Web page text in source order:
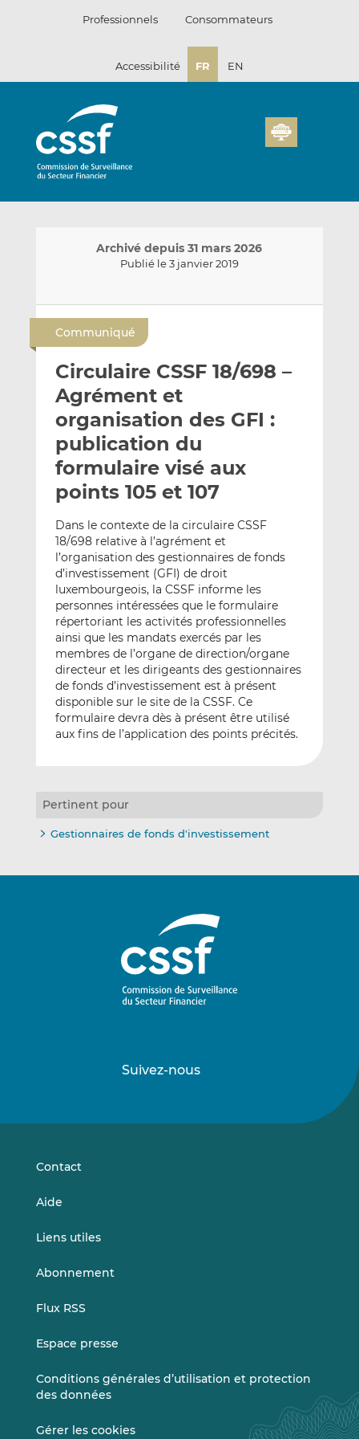
Professionnels Consommateurs
Accessibilité FR EN
Archivé depuis 31 mars 2026
Publié le 3 janvier 2019
y
e
p
a
r
m
i
l
a
g
e
r
s
u
L
n
k
e
d
I
n
a
g
e
r
s
u
F
c
e
b
o
o
k
Communiqué
Circulaire CSSF 18/698 –
Agrément et
organisation des GFI :
publication du
formulaire visé aux
points 105 et 107
Dans le contexte de la circulaire CSSF
18/698 relative à l’agrément et
l’organisation des gestionnaires de fonds
d’investissement (GFI) de droit
luxembourgeois, la CSSF informe les
personnes intéressées que le formulaire
répertoriant les activités professionnelles
ainsi que les mandats exercés par les
membres de l’organe de direction/organe
directeur et les dirigeants des gestionnaires
de fonds d’investissement est à présent
disponible sur le site de la CSSF. Ce
formulaire devra dès à présent être utilisé
aux fins de l’application des points précités.
Pertinent pour
Gestionnaires de fonds d'investissement
Suivez-nous
sursur
Contact
Aide
Liens utiles
Abonnement
Flux RSS
Espace presse
Conditions générales d’utilisation et protection
des données
Gérer les cookies